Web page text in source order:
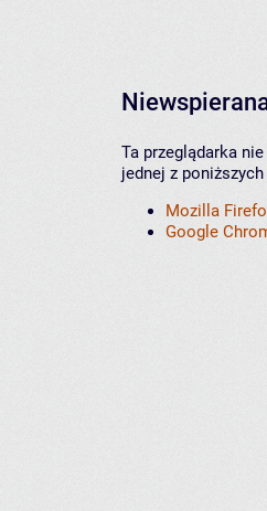
Ta przeglądarka
jednej z
Mozilla
Google